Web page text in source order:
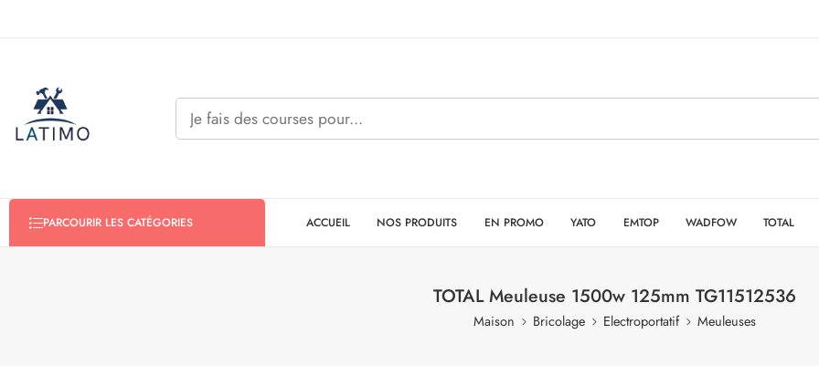
PARCOURIR LES CATÉGORIES ACCUEIL NOS PRODUITS EN PROMO YATO EMTOP WADFOW TOTAL
TOTAL Meuleuse 1500w 125mm TG11512536
Maison Bricolage Electroportatif Meuleuses